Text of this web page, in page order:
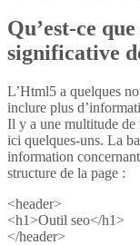
Qu’est-ce
significative
L’Html5 a quelques
inclure plus
Il y a une multitude de
ici quelques-uns. La
information
structure de la page :
<header>
<h1>Outil seo</h1>
</header>